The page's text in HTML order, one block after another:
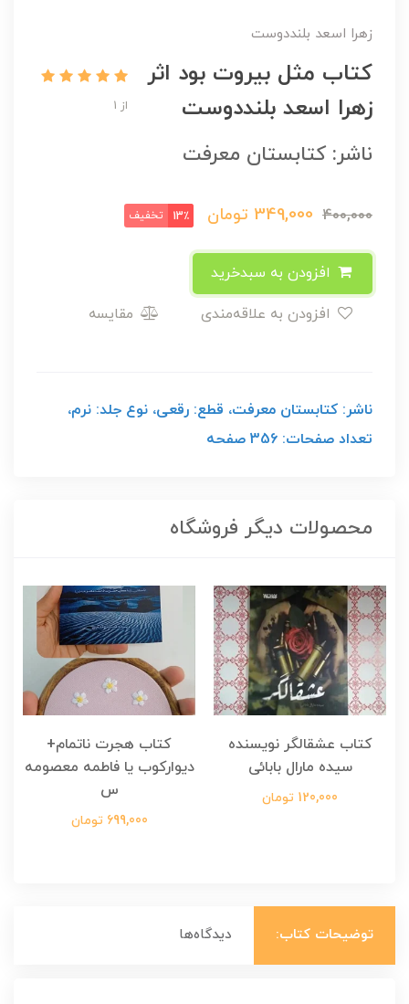
زهرا اسعد بلنددوست
کتاب مثل بیروت بود اثر
زهرا اسعد بلنددوست
از 1
ناشر: کتابستان معرفت
400,000
349,000 تومان 13٪ تخفیف
مقایسه
ناشر: کتابستان معرفت، قطع: رقعی، نوع جلد: نرم،
تعداد صفحات: 356 صفحه
محصولات دیگر فروشگاه
کتاب عشقالگر نویسنده
سیده مارال بابائی
120,000 تومان
کتاب هجرت ناتمام+
دیوارکوب یا فاطمه معصومه
س
699,000 تومان
توضیحات کتاب: دیدگاه‌ها